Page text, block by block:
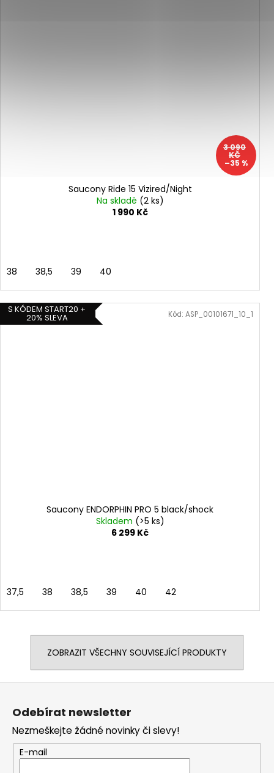
3 090
KČ
–35 %
Saucony Ride 15 Vizired/Night
Na skladě (2 ks)
1 990 Kč
38 38,5 39 40
S KÓDEM START20 +
20% SLEVA
Saucony ENDORPHIN PRO 5 black/shock
Skladem (>5 ks)
6 299 Kč
37,5 38 38,5 39 40 42
Kód: ASP_00101671_10_1
ZOBRAZIT VŠECHNY SOUVISEJÍCÍ PRODUKTY
Odebírat newsletter
Nezmeškejte žádné novinky či slevy!
E-mail